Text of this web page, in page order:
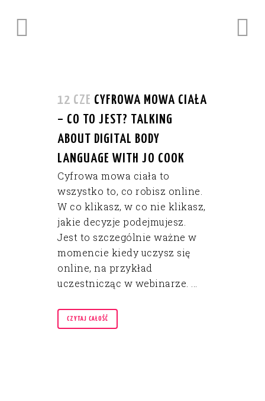
12 CZE CYFROWA MOWA CIAŁA
– CO TO JEST? TALKING
ABOUT DIGITAL BODY
LANGUAGE WITH JO COOK
Cyfrowa mowa ciała to
wszystko to, co robisz online.
W co klikasz, w co nie klikasz,
jakie decyzje podejmujesz.
Jest to szczególnie ważne w
momencie kiedy uczysz się
online, na przykład
uczestnicząc w webinarze. ...
CZYTAJ CAŁOŚĆ